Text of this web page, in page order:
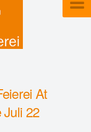
At
Juli 22